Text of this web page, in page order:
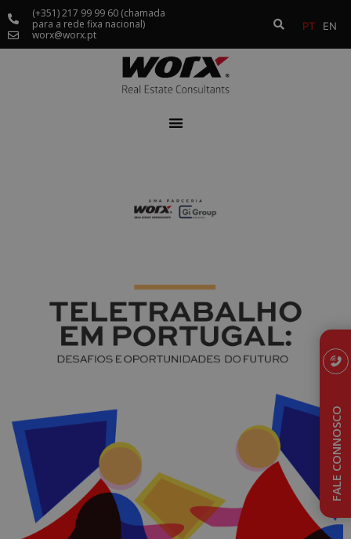
(+351) 217 99 99 60 (chamada
para a rede fixa nacional)
worx@worx.pt
PT EN
FALE CONNOSCO